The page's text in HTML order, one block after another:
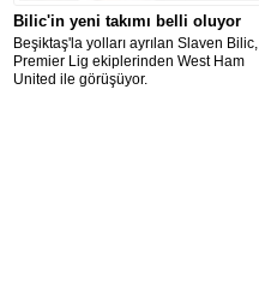
Bilic'in yeni takımı belli oluyor
Beşiktaş'la yolları ayrılan Slaven Bilic,
Premier Lig ekiplerinden West Ham
United ile görüşüyor.